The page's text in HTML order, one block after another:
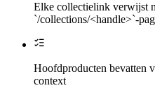
Elke collectielink verwijst
`/collections/<handle>`-
Hoofdproducten bevatten
context